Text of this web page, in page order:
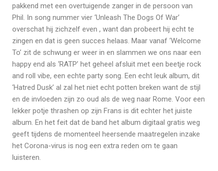
pakkend met een overtuigende zanger in de persoon van
Phil. In song nummer vier ‘Unleash The Dogs Of War’
overschat hij zichzelf even , want dan probeert hij echt te
zingen en dat is geen succes helaas. Maar vanaf ‘Welcome
To’ zit de schwung er weer in en slammen we ons naar een
happy end als ‘RATP’ het geheel afsluit met een beetje rock
and roll vibe, een echte party song. Een echt leuk album, dit
‘Hatred Dusk’ al zal het niet echt potten breken want de stijl
en de invloeden zijn zo oud als de weg naar Rome. Voor een
lekker potje thrashen op zijn Frans is dit echter het juiste
album. En het feit dat de band het album digitaal gratis weg
geeft tijdens de momenteel heersende maatregelen inzake
het Corona-virus is nog een extra reden om te gaan
luisteren.